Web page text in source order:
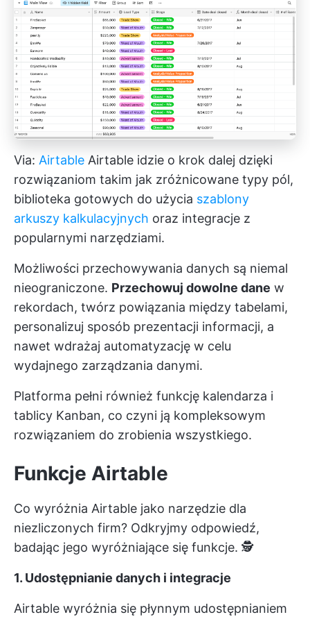
Via: Airtable Airtable idzie o krok dalej dzięki
rozwiązaniom takim jak zróżnicowane typy pól,
biblioteka gotowych do użycia szablony
arkuszy kalkulacyjnych oraz integracje z
popularnymi narzędziami.
Możliwości przechowywania danych są niemal
nieograniczone. Przechowuj dowolne dane w
rekordach, twórz powiązania między tabelami,
personalizuj sposób prezentacji informacji, a
nawet wdrażaj automatyzację w celu
wydajnego zarządzania danymi.
Platforma pełni również funkcję kalendarza i
tablicy Kanban, co czyni ją kompleksowym
rozwiązaniem do zrobienia wszystkiego.
Funkcje Airtable
Co wyróżnia Airtable jako narzędzie dla
niezliczonych firm? Odkryjmy odpowiedź,
badając jego wyróżniające się funkcje. 🕵
1. Udostępnianie danych i integracje
Airtable wyróżnia się płynnym udostępnianiem